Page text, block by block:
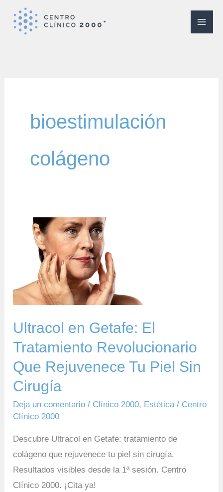
bioestimulación
colágeno
Ultracol en Getafe: El
Tratamiento Revolucionario
Que Rejuvenece Tu Piel Sin
Cirugía
Deja un comentario / Clínico 2000, Estética / Centro
Clínico 2000
Descubre Ultracol en Getafe: tratamiento de
colágeno que rejuvenece tu piel sin cirugía.
Resultados visibles desde la 1ª sesión. Centro
Clínico 2000. ¡Cita ya!
Ultracol
Getafe:
Tratamiento
Revolucionario
Rejuvenece
Piel
Sin
Cirugía